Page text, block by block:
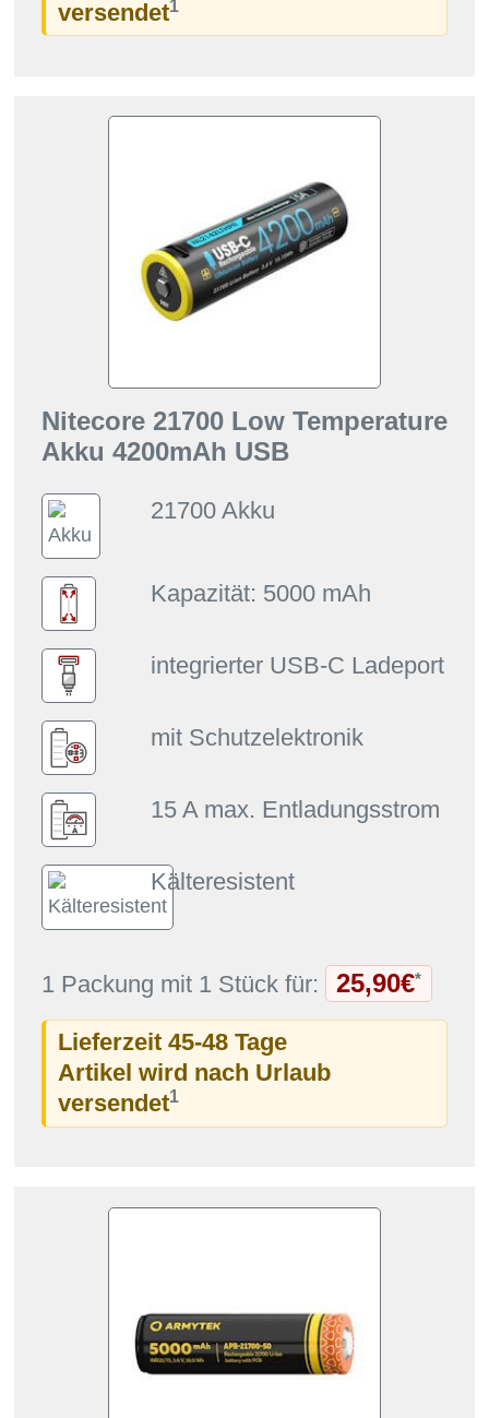
versendet1
Nitecore 21700 Low Temperature
Akku 4200mAh USB
21700 Akku
Kapazität: 5000 mAh
integrierter USB-C Ladeport
mit Schutzelektronik
15 A max. Entladungsstrom
Kälteresistent
1 Packung mit 1 Stück für: 25,90€*
Lieferzeit 45-48 Tage
Artikel wird nach Urlaub
versendet1